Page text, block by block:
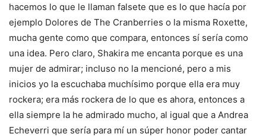
hacemos lo que le llaman falsete que es lo que hacía por
ejemplo Dolores de The Cranberries o la misma Roxette,
mucha gente como que compara, entonces sí sería como
una idea. Pero claro, Shakira me encanta porque es una
mujer de admirar; incluso no la mencioné, pero a mis
inicios yo la escuchaba muchísimo porque ella era muy
rockera; era más rockera de lo que es ahora, entonces a
ella siempre la he admirado mucho, al igual que a Andrea
Echeverri que sería para mí un súper honor poder cantar